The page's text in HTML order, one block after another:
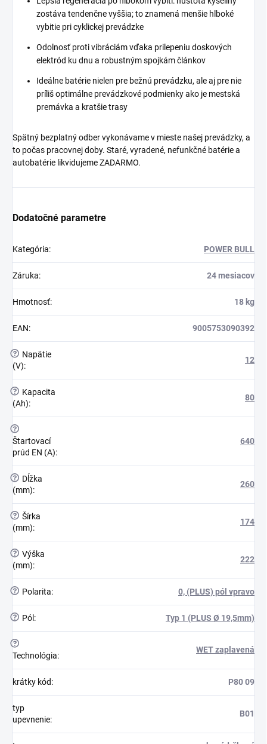
zostáva tendenčne vyššia; to znamená menšie hlboké
vybitie pri cyklickej prevádzke
Odolnosť proti vibráciám vďaka prilepeniu doskových
elektród ku dnu a robustným spojkám článkov
Ideálne batérie nielen pre bežnú prevádzku, ale aj pre nie
príliš optimálne prevádzkové podmienky ako je mestská
premávka a kratšie trasy
Spätný bezplatný odber vykonávame v mieste našej prevádzky, a
to počas pracovnej doby. Staré, vyradené, nefunkčné batérie a
autobatérie likvidujeme ZADARMO.
Dodatočné parametre
Kategória: POWER BULL
Záruka: 24 mesiacov
Hmotnosť: 18 kg
EAN: 9005753090392
?
Napätie
(V):
12
?
Kapacita
(Ah):
80
?
Štartovací
prúd EN (A):
640
?
Dĺžka
(mm):
260
? Šírka
(mm):
174
? Výška
(mm):
222
? Polarita: 0, (PLUS) pól vpravo
? Pól: Typ 1 (PLUS Ø 19,5mm)
?
Technológia:
WET zaplavená
krátky kód: P80 09
typ
upevnenie:
B01